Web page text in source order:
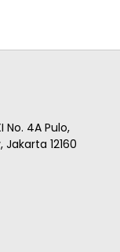
No. 4A Pulo,
12160